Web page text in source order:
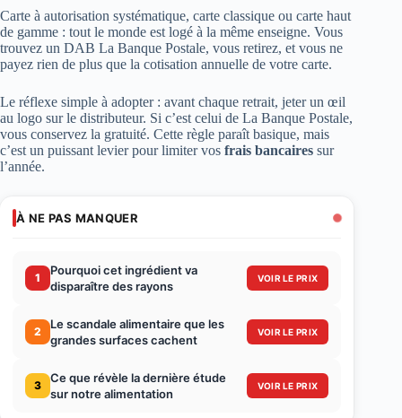
Carte à autorisation systématique, carte classique ou carte haut
de gamme : tout le monde est logé à la même enseigne. Vous
trouvez un DAB La Banque Postale, vous retirez, et vous ne
payez rien de plus que la cotisation annuelle de votre carte.
Le réflexe simple à adopter : avant chaque retrait, jeter un œil
au logo sur le distributeur. Si c’est celui de La Banque Postale,
vous conservez la gratuité. Cette règle paraît basique, mais
c’est un puissant levier pour limiter vos frais bancaires sur
l’année.
À NE PAS MANQUER
1
Pourquoi cet ingrédient va
disparaître des rayons
VOIR LE PRIX
2
Le scandale alimentaire que les
grandes surfaces cachent
VOIR LE PRIX
3
Ce que révèle la dernière étude
sur notre alimentation
VOIR LE PRIX